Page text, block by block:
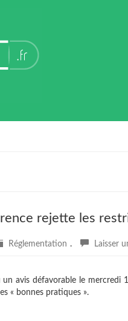
rejette les
Réglementation . Laisser
un avis défavorable le
« bonnes pratiques ».